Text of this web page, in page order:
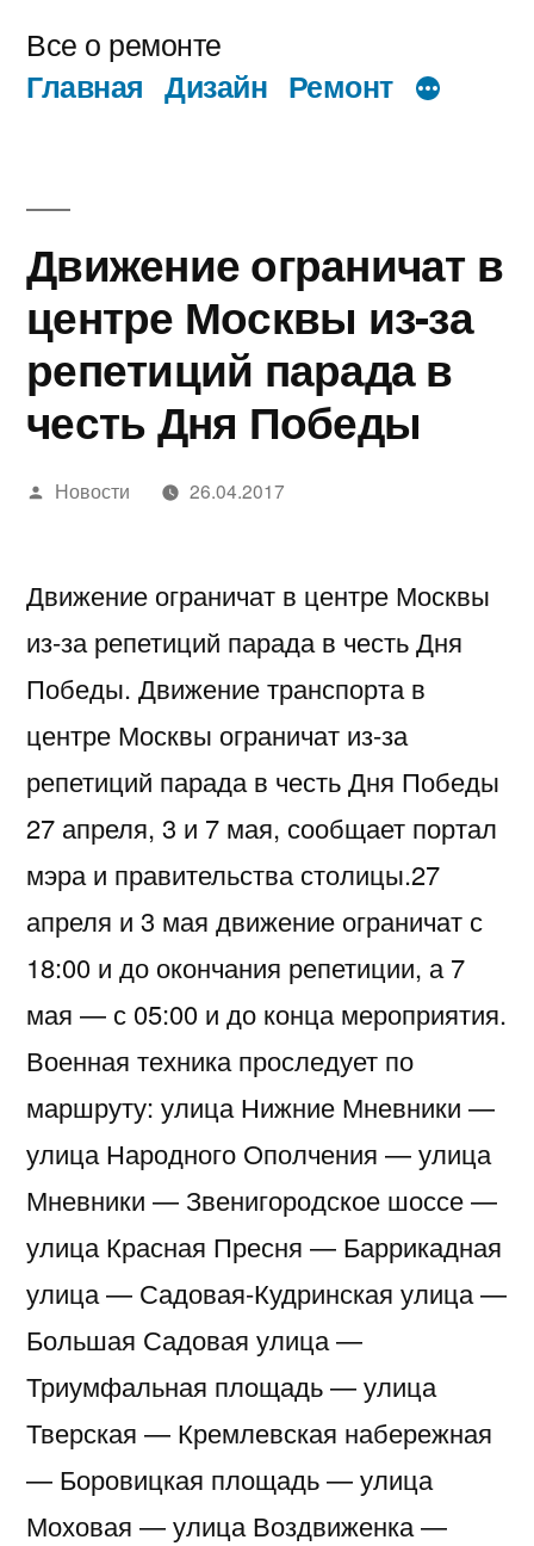
содержимому
Все о ремонте
Главная Дизайн Ремонт
Движение ограничат в
центре Москвы из-за
репетиций парада в
честь Дня Победы
Написано
Новости 26.04.2017
Движение ограничат в центре Москвы
из-за репетиций парада в честь Дня
Победы. Движение транспорта в
центре Москвы ограничат из-за
репетиций парада в честь Дня Победы
27 апреля, 3 и 7 мая, сообщает портал
мэра и правительства столицы.27
апреля и 3 мая движение ограничат с
18:00 и до окончания репетиции, а 7
мая — с 05:00 и до конца мероприятия.
Военная техника проследует по
маршруту: улица Нижние Мневники —
улица Народного Ополчения — улица
Мневники — Звенигородское шоссе —
улица Красная Пресня — Баррикадная
улица — Садовая-Кудринская улица —
Большая Садовая улица —
Триумфальная площадь — улица
Тверская — Кремлевская набережная
— Боровицкая площадь — улица
Моховая — улица Воздвиженка —